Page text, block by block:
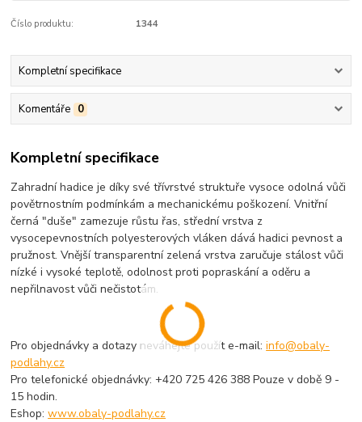
Číslo produktu: 1344
Kompletní specifikace
Komentáře 0
Kompletní specifikace
Zahradní hadice je díky své třívrstvé struktuře vysoce odolná vůči
povětrnostním podmínkám a mechanickému poškození. Vnitřní
černá "duše" zamezuje růstu řas, střední vrstva z
vysocepevnostních polyesterových vláken dává hadici pevnost a
pružnost. Vnější transparentní zelená vrstva zaručuje stálost vůči
nízké i vysoké teplotě, odolnost proti popraskání a oděru a
nepřilnavost vůči nečistotám.
Pro objednávky a dotazy neváhejte použít e-mail:info@obaly-
podlahy.cz
Pro telefonické objednávky: +420 725 426 388 Pouze v době 9 -
15 hodin.
Eshop:www.obaly-podlahy.cz